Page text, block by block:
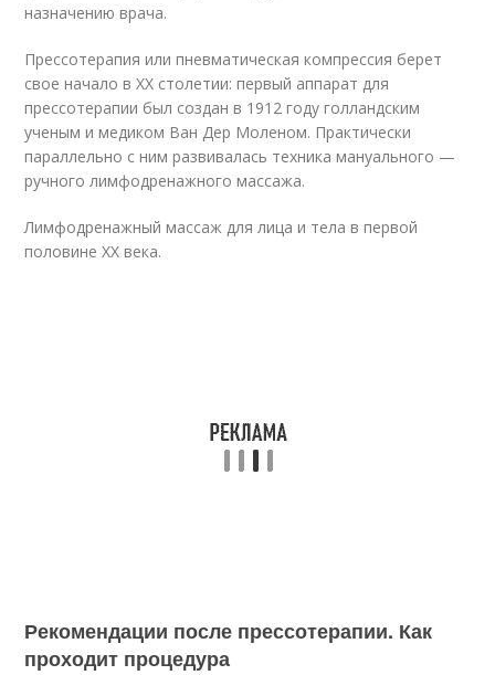
назначению врача.
Прессотерапия или пневматическая компрессия берет
свое начало в XX столетии: первый аппарат для
прессотерапии был создан в 1912 году голландским
ученым и медиком Ван Дер Моленом. Практически
параллельно с ним развивалась техника мануального —
ручного лимфодренажного массажа.
Лимфодренажный массаж для лица и тела в первой
половине XX века.
Рекомендации после прессотерапии. Как
проходит процедура